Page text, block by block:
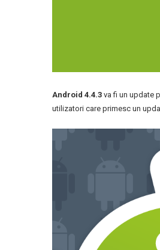
Android 4.4.3 va fi un update
utilizatori care primesc un